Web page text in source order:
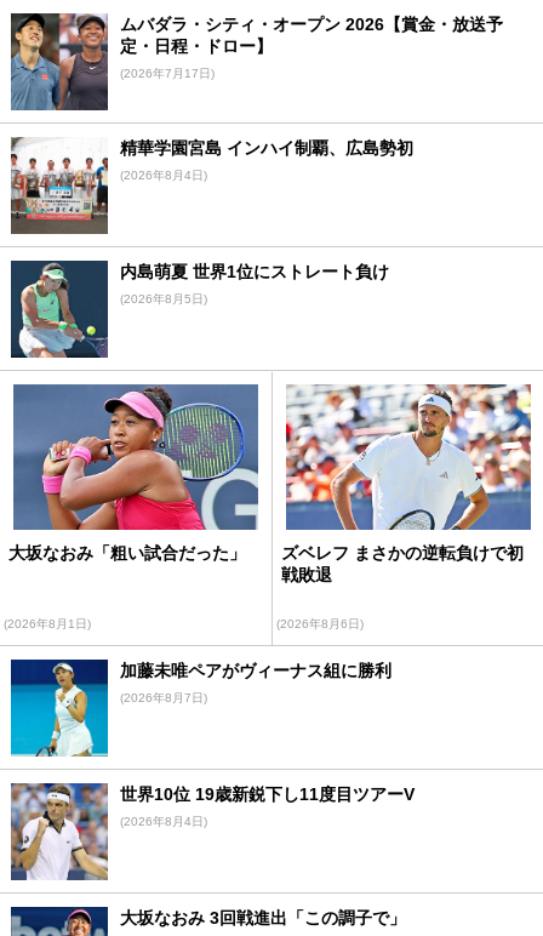
ムバダラ・シティ・オープン 2026【賞金・放送予
定・日程・ドロー】
(2026年7月17日)
精華学園宮島 インハイ制覇、広島勢初
(2026年8月4日)
内島萌夏 世界1位にストレート負け
(2026年8月5日)
大坂なおみ「粗い試合だった」
(2026年8月1日)
ズベレフ まさかの逆転負けで初
戦敗退
(2026年8月6日)
加藤未唯ペアがヴィーナス組に勝利
(2026年8月7日)
世界10位 19歳新鋭下し11度目ツアーV
(2026年8月4日)
大坂なおみ 3回戦進出「この調子で」